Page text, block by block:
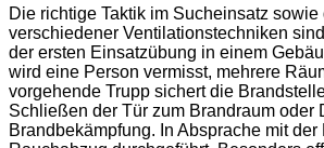
Die richtige Taktik im Sucheinsatz sowie
verschiedener Ventilationstechniken
der ersten Einsatzübung in einem
wird eine Person vermisst, mehrere
vorgehende Trupp sichert die
Schließen der Tür zum Brandraum oder
Brandbekämpfung. In Absprache mit der